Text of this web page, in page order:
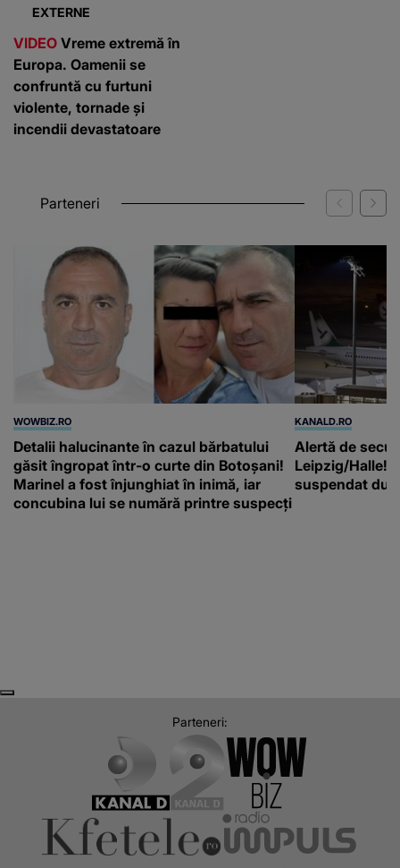
EXTERNE
VIDEO Vreme extremă în
Europa. Oamenii se
confruntă cu furtuni
violente, tornade și
incendii devastatoare
Parteneri
WOWBIZ.RO
Detalii halucinante în cazul bărbatului
găsit îngropat într-o curte din Botoșani!
Marinel a fost înjunghiat în inimă, iar
concubina lui se numără printre suspecți
KANALD.RO
Alertă de
Leipzig/Halle!
suspendat
Parteneri: